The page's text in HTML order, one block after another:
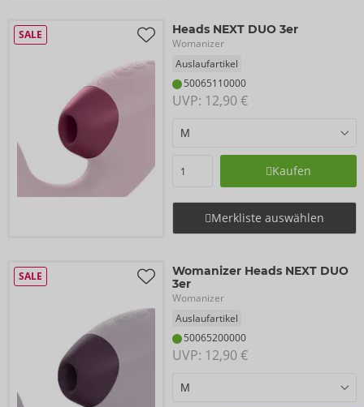
SALE Heads NEXT DUO 3er
Womanizer
Auslaufartikel
50065110000
UVP: 12,90 €
Kaufen
Merkliste auswählen
SALE
Womanizer Heads NEXT DUO
3er
Womanizer
Auslaufartikel
50065200000
UVP: 12,90 €